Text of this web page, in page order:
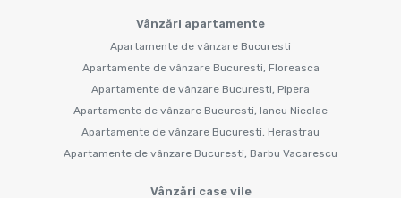
Vânzări apartamente
Apartamente de vânzare Bucuresti
Apartamente de vânzare Bucuresti, Floreasca
Apartamente de vânzare Bucuresti, Pipera
Apartamente de vânzare Bucuresti, Iancu Nicolae
Apartamente de vânzare Bucuresti, Herastrau
Apartamente de vânzare Bucuresti, Barbu Vacarescu
Vânzări case vile